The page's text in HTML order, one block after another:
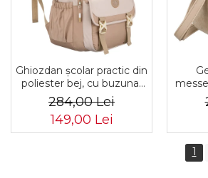
Ghiozdan școlar practic din
poliester bej, cu buzunar
suplimentar și spațiu
pentru o sticlă de apă -
Peterson PTR-PTN 8610-
1341 BEIGE
284,00 Lei
149,00 Lei
de
modă
1